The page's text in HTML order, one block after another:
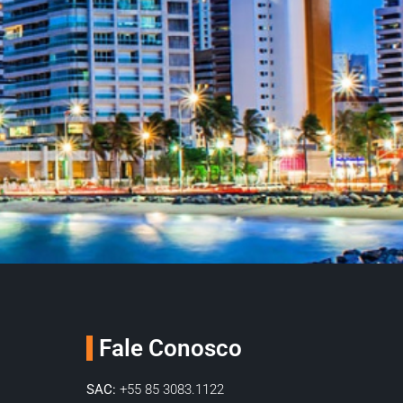
Fale Conosco
SAC: +55 85 3083.1122